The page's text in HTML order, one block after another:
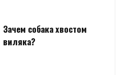
Зачем собака хвостом
виляка?